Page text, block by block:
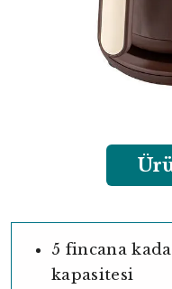
5 fincana
kapasitesi